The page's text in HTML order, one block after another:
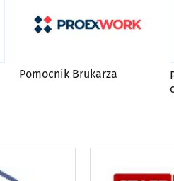
Pomocnik Brukarza